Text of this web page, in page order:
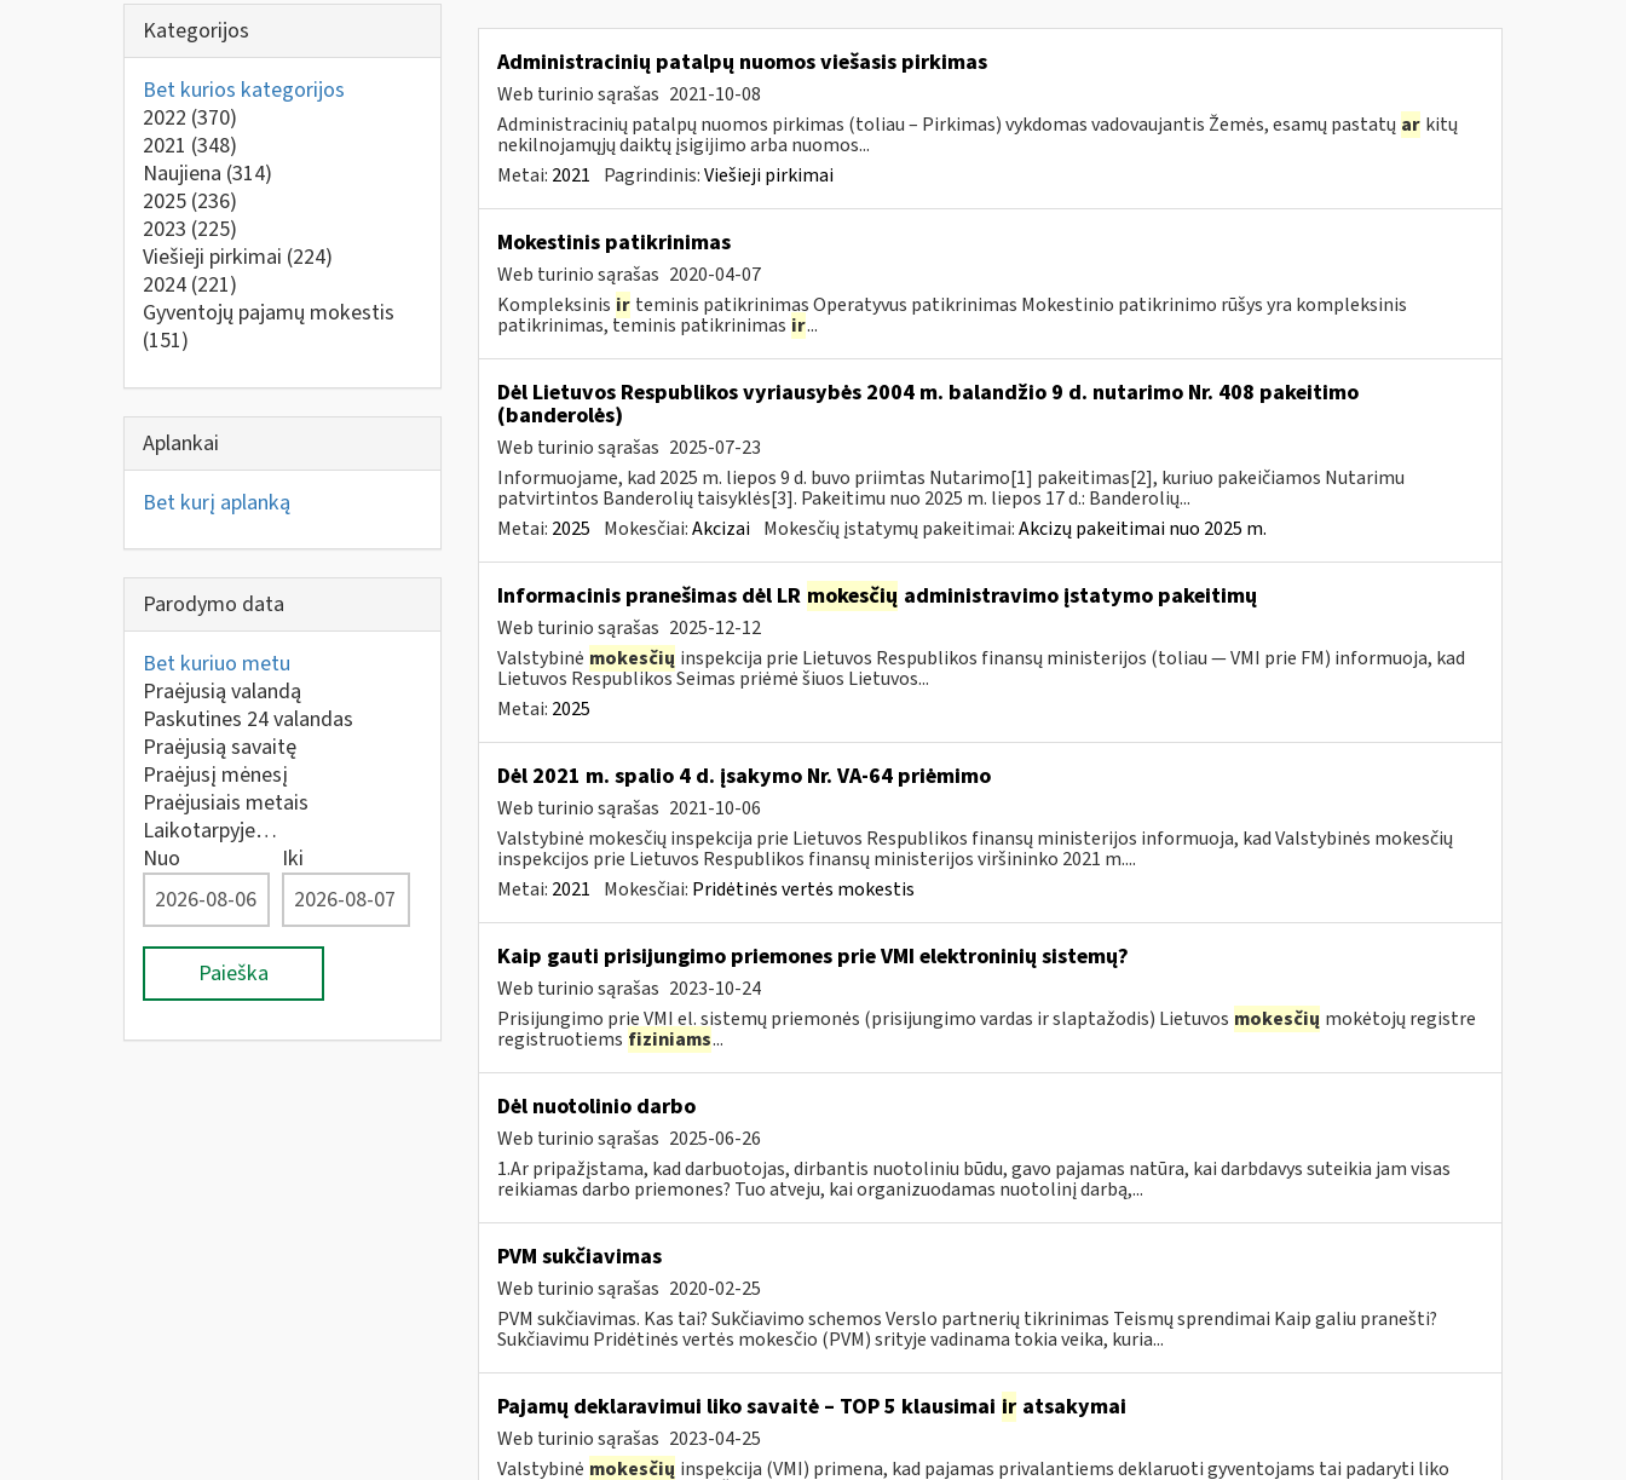
Kategorijos
Bet kurios kategorijos
2022 (370)
2021 (348)
Naujiena (314)
2025 (236)
2023 (225)
Viešieji pirkimai (224)
2024 (221)
Gyventojų pajamų mokestis
(151)
Aplankai
Bet kurį aplanką
Parodymo data
Bet kuriuo metu
Praėjusią valandą
Paskutines 24 valandas
Praėjusią savaitę
Praėjusį mėnesį
Praėjusiais metais
Laikotarpyje…
Nuo
Iki
Paieška
Administracinių patalpų nuomos viešasis pirkimas
Web turinio sąrašas 2021-10-08
Administracinių patalpų nuomos pirkimas (toliau – Pirkimas) vykdomas vadovaujantis Žemės, esamų pastatų ar kitų
nekilnojamųjų daiktų įsigijimo arba nuomos...
Metai: 2021 Pagrindinis:Viešieji pirkimai
Mokestinis patikrinimas
Web turinio sąrašas 2020-04-07
Kompleksinis ir teminis patikrinimas Operatyvus patikrinimas Mokestinio patikrinimo rūšys yra kompleksinis
patikrinimas, teminis patikrinimas ir...
Dėl Lietuvos Respublikos vyriausybės 2004 m. balandžio 9 d. nutarimo Nr. 408 pakeitimo
(banderolės)
Web turinio sąrašas 2025-07-23
Informuojame, kad 2025 m. liepos 9 d. buvo priimtas Nutarimo[1] pakeitimas[2], kuriuo pakeičiamos Nutarimu
patvirtintos Banderolių taisyklės[3]. Pakeitimu nuo 2025 m. liepos 17 d.: Banderolių...
Metai: 2025 Mokesčiai:Akcizai Mokesčių įstatymų pakeitimai:Akcizų pakeitimai nuo 2025 m.
Informacinis pranešimas dėl LR mokesčių administravimo įstatymo pakeitimų
Web turinio sąrašas 2025-12-12
Valstybinė mokesčių inspekcija prie Lietuvos Respublikos finansų ministerijos (toliau — VMI prie FM) informuoja, kad
Lietuvos Respublikos Seimas priėmė šiuos Lietuvos...
Metai: 2025
Dėl 2021 m. spalio 4 d. įsakymo Nr. VA-64 priėmimo
Web turinio sąrašas 2021-10-06
Valstybinė mokesčių inspekcija prie Lietuvos Respublikos finansų ministerijos informuoja, kad Valstybinės mokesčių
inspekcijos prie Lietuvos Respublikos finansų ministerijos viršininko 2021 m....
Metai: 2021 Mokesčiai: Pridėtinės vertės mokestis
Kaip gauti prisijungimo priemones prie VMI elektroninių sistemų?
Web turinio sąrašas 2023-10-24
Prisijungimo prie VMI el. sistemų priemonės (prisijungimo vardas ir slaptažodis) Lietuvos mokesčių mokėtojų registre
registruotiems fiziniams...
Dėl nuotolinio darbo
Web turinio sąrašas 2025-06-26
1.Ar pripažįstama, kad darbuotojas, dirbantis nuotoliniu būdu, gavo pajamas natūra, kai darbdavys suteikia jam visas
reikiamas darbo priemones? Tuo atveju, kai organizuodamas nuotolinį darbą,...
PVM sukčiavimas
Web turinio sąrašas 2020-02-25
PVM sukčiavimas. Kas tai? Sukčiavimo schemos Verslo partnerių tikrinimas Teismų sprendimai Kaip galiu pranešti?
Sukčiavimu Pridėtinės vertės mokesčio (PVM) srityje vadinama tokia veika, kuria...
Pajamų deklaravimui liko savaitė – TOP 5 klausimai iratsakymai
Web turinio sąrašas 2023-04-25
Valstybinė mokesčių inspekcija (VMI) primena, kad pajamas privalantiems deklaruoti gyventojams tai padaryti liko